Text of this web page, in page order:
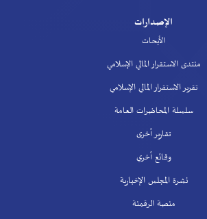
الإصدارات
الأبحاث
منتدى الاستقرار المالي الإسلامي
تقرير الاستقرار المالي الإسلامي
سلسلة المحاضرات العامة
تقارير أخرى
وقائع أخري
نشرة المجلس الإخبارية
منصة الرقمنة